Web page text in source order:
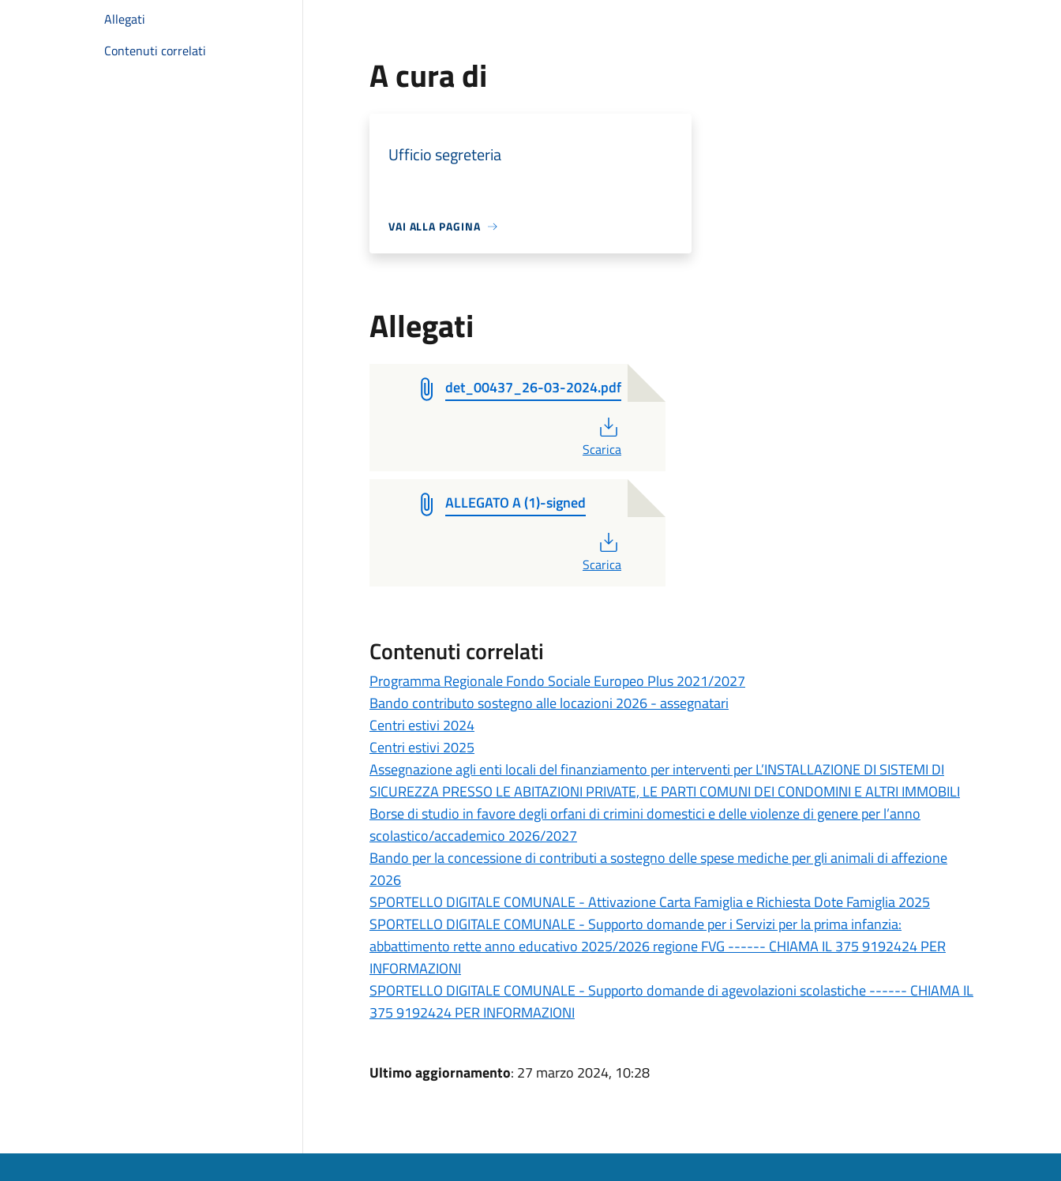
Allegati
Contenuti correlati
A cura di
Ufficio segreteria
VAI ALLA PAGINA
Allegati
det_00437_26-03-2024.pdf
Scarica
ALLEGATO A (1)-signed
Scarica
Contenuti correlati
Programma Regionale Fondo Sociale Europeo Plus 2021/2027
Bando contributo sostegno alle locazioni 2026 - assegnatari
Centri estivi 2024
Centri estivi 2025
Assegnazione agli enti locali del finanziamento per interventi per L’INSTALLAZIONE DI SISTEMI DI
SICUREZZA PRESSO LE ABITAZIONI PRIVATE, LE PARTI COMUNI DEI CONDOMINI E ALTRI IMMOBILI
Borse di studio in favore degli orfani di crimini domestici e delle violenze di genere per l’anno
scolastico/accademico 2026/2027
Bando per la concessione di contributi a sostegno delle spese mediche per gli animali di affezione
2026
SPORTELLO DIGITALE COMUNALE - Attivazione Carta Famiglia e Richiesta Dote Famiglia 2025
SPORTELLO DIGITALE COMUNALE - Supporto domande per i Servizi per la prima infanzia:
abbattimento rette anno educativo 2025/2026 regione FVG ------ CHIAMA IL 375 9192424 PER
INFORMAZIONI
SPORTELLO DIGITALE COMUNALE - Supporto domande di agevolazioni scolastiche ------ CHIAMA IL
375 9192424 PER INFORMAZIONI
Ultimo aggiornamento: 27 marzo 2024, 10:28